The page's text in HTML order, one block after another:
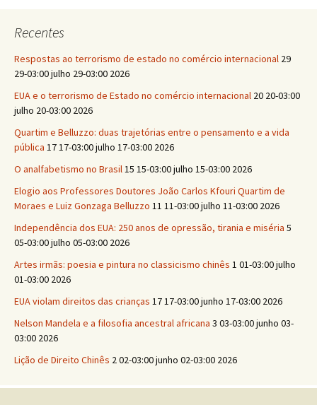
Recentes
Respostas ao terrorismo de estado no comércio internacional 29
29-03:00 julho 29-03:00 2026
EUA e o terrorismo de Estado no comércio internacional 20 20-03:00
julho 20-03:00 2026
Quartim e Belluzzo: duas trajetórias entre o pensamento e a vida
pública 17 17-03:00 julho 17-03:00 2026
O analfabetismo no Brasil15 15-03:00 julho 15-03:00 2026
Elogio aos Professores Doutores João Carlos Kfouri Quartim de
Moraes e Luiz Gonzaga Belluzzo 11 11-03:00 julho 11-03:00 2026
Independência dos EUA: 250 anos de opressão, tirania e miséria 5
05-03:00 julho 05-03:00 2026
Artes irmãs: poesia e pintura no classicismo chinês 1 01-03:00 julho
01-03:00 2026
EUA violam direitos das crianças 17 17-03:00 junho 17-03:00 2026
Nelson Mandela e a filosofia ancestral africana 3 03-03:00 junho 03-
03:00 2026
Lição de Direito Chinês 2 02-03:00 junho 02-03:00 2026